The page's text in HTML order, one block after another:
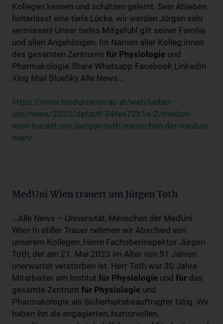
Kollegen kennen und schätzen gelernt. Sein Ableben
hinterlässt eine tiefe Lücke, wir werden Jürgen sehr
vermissen! Unser tiefes Mitgefühl gilt seiner Familie
und allen Angehörigen. Im Namen aller Kolleg:innen
des gesamten Zentrums für Physiologie und
Pharmakologie Share Whatsapp Facebook LinkedIn
Xing Mail BlueSky Alle News...
https://www.meduniwien.ac.at/web/ueber-
uns/news/2023/default-34fee72b1e-2/meduni-
wien-trauert-um-juergen-toth/menschen-der-meduni-
wien/
MedUni Wien trauert um Jürgen Toth
...Alle News – Universität, Menschen der MedUni
Wien In stiller Trauer nehmen wir Abschied von
unserem Kollegen, Herrn Fachoberinspektor Jürgen
Toth, der am 21. Mai 2023 im Alter von 51 Jahren
unerwartet verstorben ist. Herr Toth war 30 Jahre
Mitarbeiter am Institut für Physiologie und für das
gesamte Zentrum für Physiologie und
Pharmakologie als Sicherheitsbeauftragter tätig. Wir
haben ihn als engagierten, humorvollen,